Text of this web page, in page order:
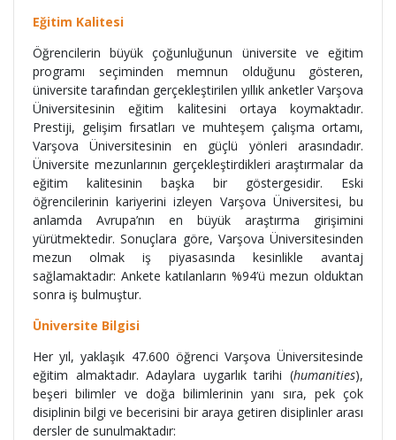
Eğitim Kalitesi
Öğrencilerin büyük çoğunluğunun üniversite ve eğitim
programı seçiminden memnun olduğunu gösteren,
üniversite tarafından gerçekleştirilen yıllık anketler Varşova
Üniversitesinin eğitim kalitesini ortaya koymaktadır.
Prestiji, gelişim fırsatları ve muhteşem çalışma ortamı,
Varşova Üniversitesinin en güçlü yönleri arasındadır.
Üniversite mezunlarının gerçekleştirdikleri araştırmalar da
eğitim kalitesinin başka bir göstergesidir. Eski
öğrencilerinin kariyerini izleyen Varşova Üniversitesi, bu
anlamda Avrupa’nın en büyük araştırma girişimini
yürütmektedir. Sonuçlara göre, Varşova Üniversitesinden
mezun olmak iş piyasasında kesinlikle avantaj
sağlamaktadır: Ankete katılanların %94’ü mezun olduktan
sonra iş bulmuştur.
Üniversite Bilgisi
Her yıl, yaklaşık 47.600 öğrenci Varşova Üniversitesinde
eğitim almaktadır. Adaylara uygarlık tarihi (humanities),
beşeri bilimler ve doğa bilimlerinin yanı sıra, pek çok
disiplinin bilgi ve becerisini bir araya getiren disiplinler arası
dersler de sunulmaktadır: